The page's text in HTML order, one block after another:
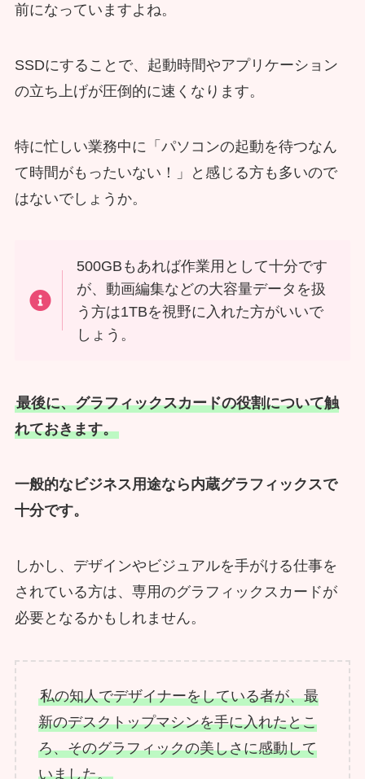
前になっていますよね。
SSDにすることで、起動時間やアプリケーション
の立ち上げが圧倒的に速くなります。
特に忙しい業務中に「パソコンの起動を待つなん
て時間がもったいない！」と感じる方も多いので
はないでしょうか。
500GBもあれば作業用として十分です
が、動画編集などの大容量データを扱
う方は1TBを視野に入れた方がいいで
しょう。
最後に、グラフィックスカードの役割について触
れておきます。
一般的なビジネス用途なら内蔵グラフィックスで
十分です。
しかし、デザインやビジュアルを手がける仕事を
されている方は、専用のグラフィックスカードが
必要となるかもしれません。
私の知人でデザイナーをしている者が、最
新のデスクトップマシンを手に入れたとこ
ろ、そのグラフィックの美しさに感動して
いました。